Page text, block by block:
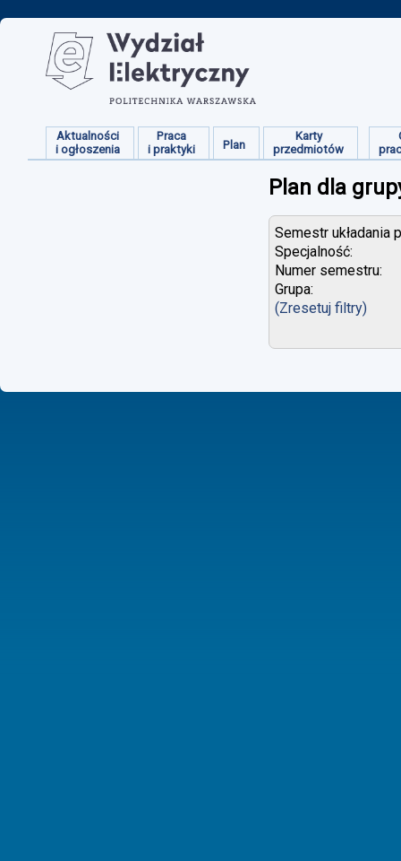
Aktualności
i ogłoszenia
Praca
i praktyki
Plan
Karty
przedmiotów
Plan dla
Semestr układania
Specjalność:
Numer semestru:
Grupa:
(Zresetuj filtry)